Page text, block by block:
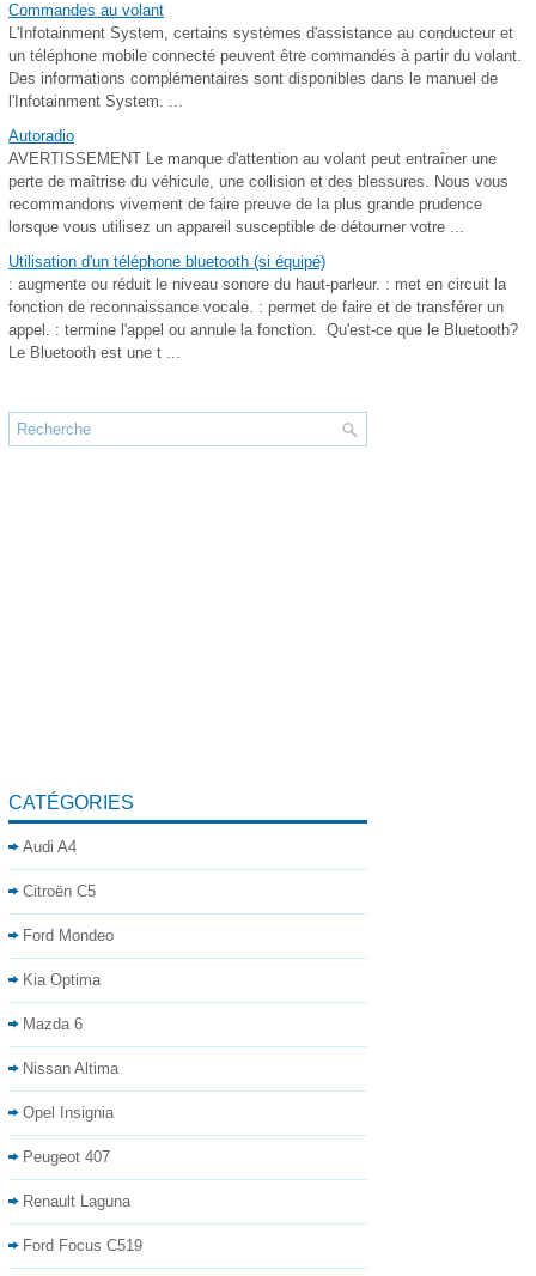
Commandes au volant
L'Infotainment System, certains systèmes d'assistance au conducteur et
un téléphone mobile connecté peuvent être commandés à partir du volant.
Des informations complémentaires sont disponibles dans le manuel de
l'Infotainment System. ...
Autoradio
AVERTISSEMENT Le manque d'attention au volant peut entraîner une
perte de maîtrise du véhicule, une collision et des blessures. Nous vous
recommandons vivement de faire preuve de la plus grande prudence
lorsque vous utilisez un appareil susceptible de détourner votre ...
Utilisation d'un téléphone bluetooth (si équipé)
: augmente ou réduit le niveau sonore du haut-parleur. : met en circuit la
fonction de reconnaissance vocale. : permet de faire et de transférer un
appel. : termine l'appel ou annule la fonction. Qu'est-ce que le Bluetooth?
Le Bluetooth est une t ...
CATÉGORIES
Audi A4
Citroën C5
Ford Mondeo
Kia Optima
Mazda 6
Nissan Altima
Opel Insignia
Peugeot 407
Renault Laguna
Ford Focus C519